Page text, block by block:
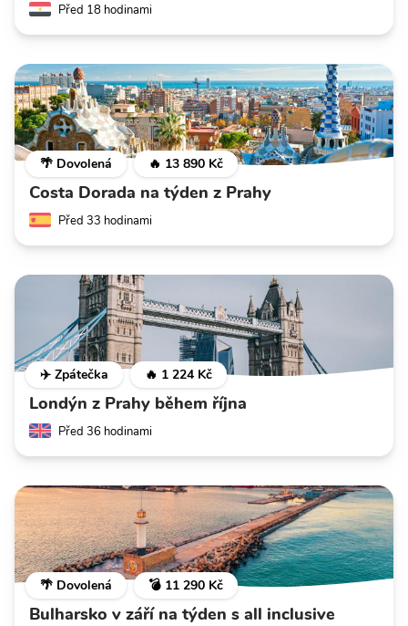
Před 18 hodinami
🌴 Dovolená 🔥 13 890 Kč
Costa Dorada na týden z Prahy
Před 33 hodinami
✈️ Zpátečka 🔥 1 224 Kč
Londýn z Prahy během října
Před 36 hodinami
🌴 Dovolená 💣 11 290 Kč
Bulharsko v září na týden s all inclusive